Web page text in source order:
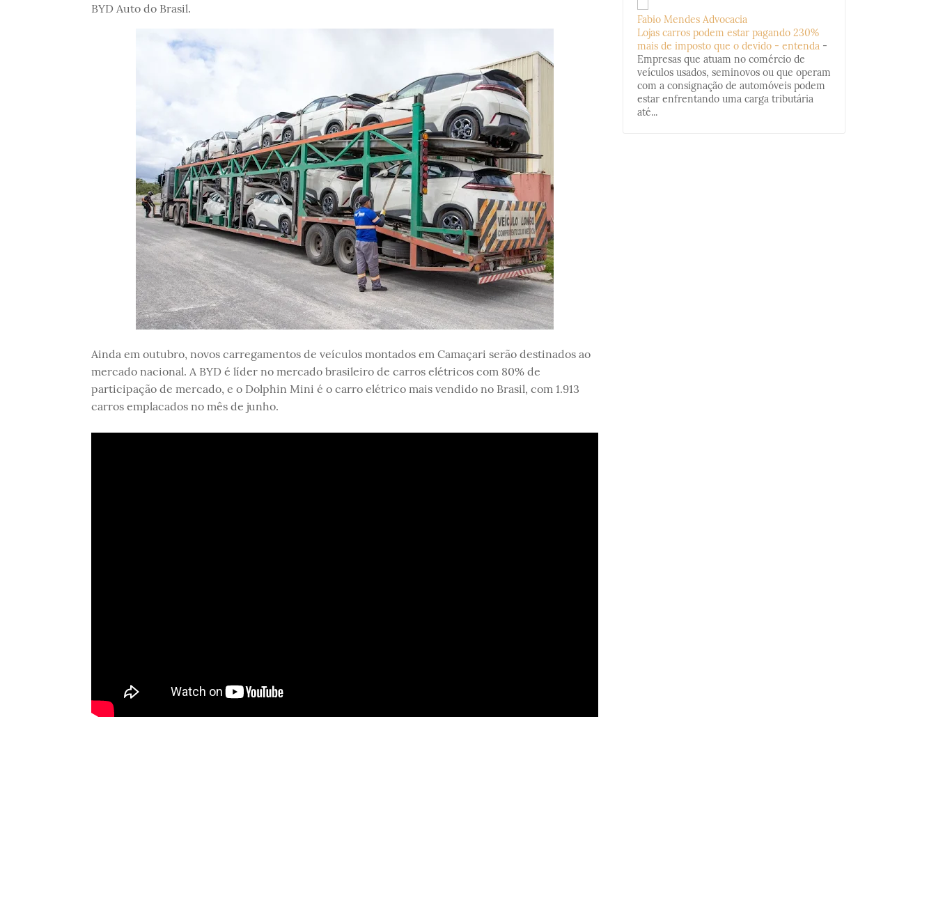
BYD Auto do Brasil.
Ainda em outubro, novos carregamentos de veículos montados em Camaçari serão destinados ao
mercado nacional. A BYD é líder no mercado brasileiro de carros elétricos com 80% de
participação de mercado, e o Dolphin Mini é o carro elétrico mais vendido no Brasil, com 1.913
carros emplacados no mês de junho.
Fabio Mendes Advocacia
Lojas carros podem estar pagando 230%
mais de imposto que o devido - entenda -
Empresas que atuam no comércio de
veículos usados, seminovos ou que operam
com a consignação de automóveis podem
estar enfrentando uma carga tributária
até...